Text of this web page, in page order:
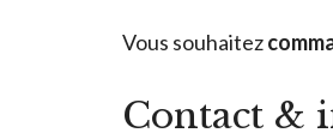
Vous souhaitez
Contact &